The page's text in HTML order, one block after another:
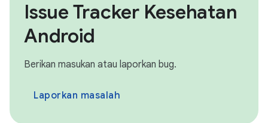
Issue Tracker Kesehatan
Android
Berikan masukan atau laporkan bug.
Laporkan masalah